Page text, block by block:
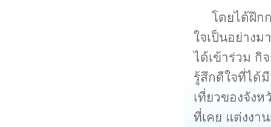
โดยได้ฝึก
ใจเป็นอย่าง
ได้เข้าร่วม กิ
รู้สึกดีใจที่ได้
เที่ยวของจัง
ที่เคย แต่งงา